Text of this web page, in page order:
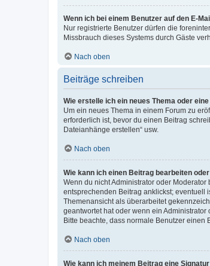
Wenn ich bei einem Benutzer auf den E-
Nur registrierte Benutzer dürfen die
Missbrauch dieses Systems durch Gäste
Nach oben
Beiträge schreiben
Wie erstelle ich ein neues Thema oder
Um ein neues Thema in einem Forum zu
erforderlich ist, bevor du einen Beitrag
Dateianhänge erstellen“ usw.
Nach oben
Wie kann ich einen Beitrag bearbeiten
Wenn du nicht Administrator oder
entsprechenden Beitrag anklickst; eventuell
Themenansicht als überarbeitet
geantwortet hat oder wenn ein
Bitte beachte, dass normale Benutzer einen
Nach oben
Wie kann ich meinem Beitrag eine